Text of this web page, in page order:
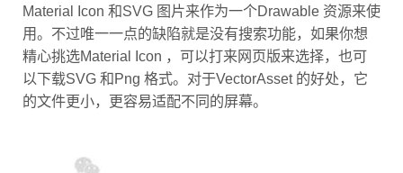
Material Icon 和SVG 图片来作为一个Drawable 资源来使
用。不过唯一一点的缺陷就是没有搜索功能，如果你想
精心挑选Material Icon ，可以打来网页版来选择，也可
以下载SVG 和Png 格式。对于VectorAsset 的好处，它
的文件更小，更容易适配不同的屏幕。